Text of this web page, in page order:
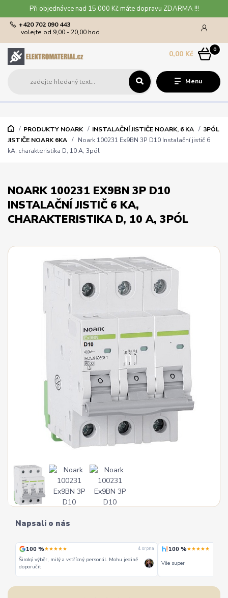
Při objednávce nad 15 000 Kč máte dopravu ZDARMA !!!
Menu
+420 702 090 443
volejte od 9,00 - 20,00 hod
0
0,00 Kč
PRODUKTY NOARK INSTALAČNÍ JISTIČE NOARK, 6 KA
3PÓL
JISTIČE NOARK 6KA
Noark 100231 Ex9BN 3P D10 Instalační jistič 6
kA, charakteristika D, 10 A, 3pól
NOARK 100231 EX9BN 3P D10
INSTALAČNÍ JISTIČ 6 KA,
CHARAKTERISTIKA D, 10 A, 3PÓL
Napsali o nás
100 %★★★★★ 4. srpna
Široký výběr, milý a vstřícný personál. Mohu jedině
doporučit.
100 %★★★★★
Vše super